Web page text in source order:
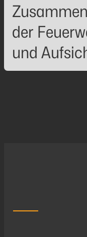
der
und